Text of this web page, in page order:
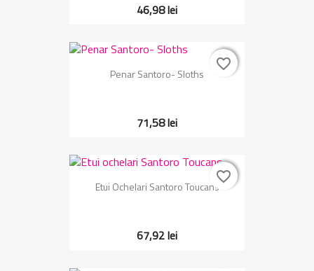
46,98 lei
Penar Santoro- Sloths
71,58 lei
favorite_border
favorite_border
Etui Ochelari Santoro Toucans
67,92 lei
favorite_border
favorite_border